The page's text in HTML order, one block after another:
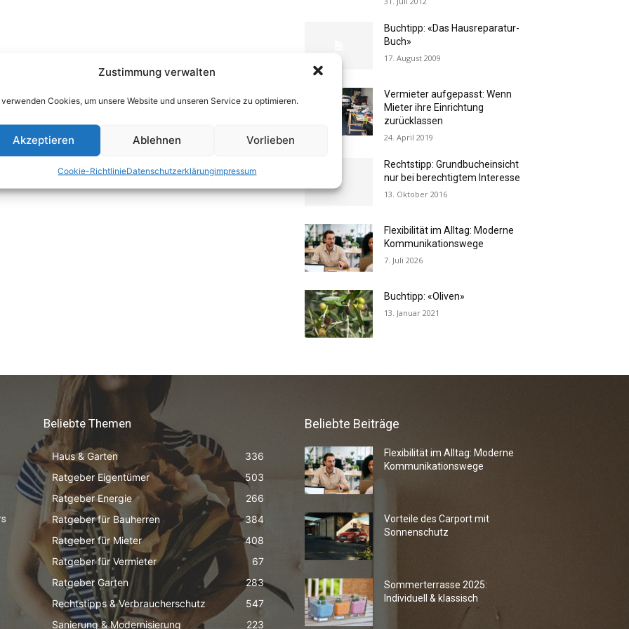
Zustimmung verwalten
verwenden Cookies, um unsere Website und unseren Service zu optimieren.
Akzeptieren Ablehnen Vorlieben
Cookie-RichtlinieDatenschutzerklärungimpressum
Buchtipp: «Das Hausreparatur-
Buch»
17. August 2009
Vermieter aufgepasst: Wenn
Mieter ihre Einrichtung
zurücklassen
24. April 2019
Rechtstipp: Grundbucheinsicht
nur bei berechtigtem Interesse
13. Oktober 2016
Flexibilität im Alltag: Moderne
Kommunikationswege
7. Juli 2026
Buchtipp: «Oliven»
13. Januar 2021
Beliebte Themen
Haus & Garten
336
Ratgeber Eigentümer
503
Ratgeber Energie
266
Ratgeber für Bauherren
384
Ratgeber für Mieter
408
Ratgeber für Vermieter
67
Ratgeber Garten
283
Rechtstipps & Verbraucherschutz
547
Sanierung & Modernisierung
223
Beliebte Beiträge
Flexibilität im Alltag: Moderne
Kommunikationswege
Vorteile des Carport mit
Sonnenschutz
Sommerterrasse 2025:
Individuell & klassisch